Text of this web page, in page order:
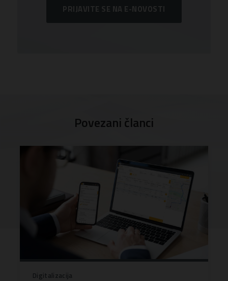
PRIJAVITE SE NA E-NOVOSTI
Povezani članci
Digitalizacija